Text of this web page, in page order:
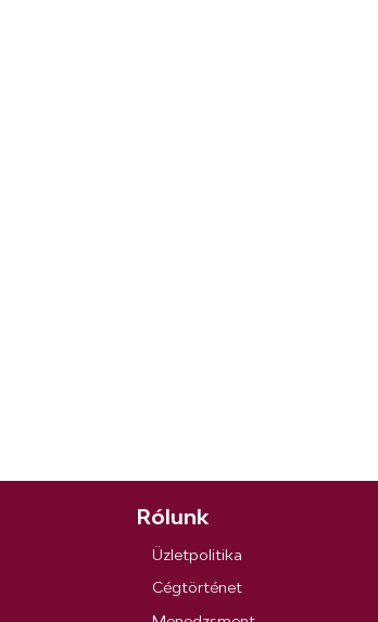
Rólunk
Üzletpolitika
Cégtörténet